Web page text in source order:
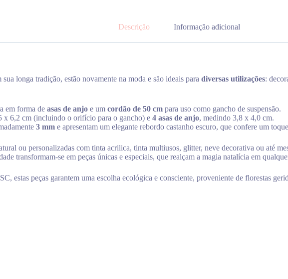
Descrição Informação adicional
sua longa tradição, estão novamente na moda e são ideais para diversas utilizações:
em forma de asas de anjo e um cordão de 50 cm para uso como gancho de suspensão.
x 6,2 cm (incluindo o orifício para o gancho) e 4 asas de anjo, medindo 3,8 x 4,0 cm.
3 mm e apresentam um elegante rebordo castanho escuro, que confere um
ou personalizadas com tinta acrilica, tinta multiusos, glitter, neve decorativa ou até
transformam-se em peças únicas e especiais, que realçam a magia natalícia em
estas peças garantem uma escolha ecológica e consciente, proveniente de florestas